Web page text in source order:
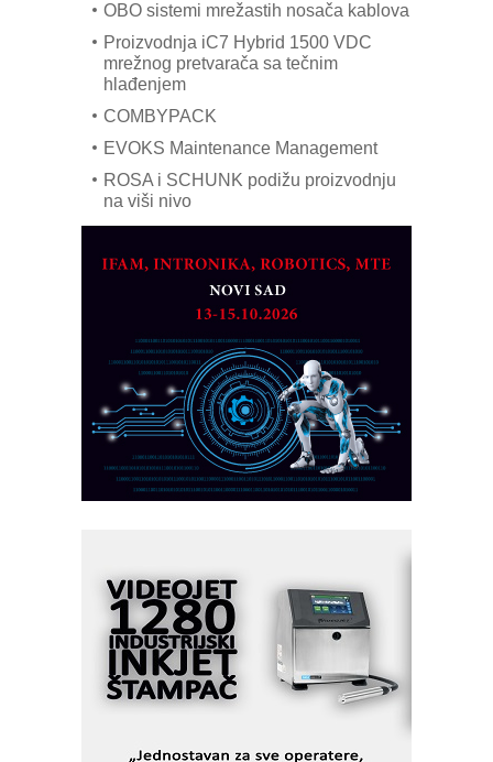
OBO sistemi mrežastih nosača kablova
Proizvodnja iC7 Hybrid 1500 VDC
mrežnog pretvarača sa tečnim
hlađenjem
COMBYPACK
EVOKS Maintenance Management
ROSA i SCHUNK podižu proizvodnju
na viši nivo
MAREX - Lim i mašine za savremena
Marcom-plast d.o.o.- vaš pouzdan
partner
CTO - Prilagodite svoju toplinsku
obradu!
Razvoj asortimanskog pravca MINI-
PLC AKYTEC
AUKOM: Svetski standard metrologije
dostupan u Srbiji
I.SAFE MOBILE revolucioniše
industrijsku automatizaciju
pionirskimmobile operator PANEL-OM
Fleksibilno stezanje i brzo
podešavanje u proizvodnji prototipova
KIP KOP – napredna rešenja za
objekte